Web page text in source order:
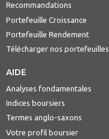
Recommandations
Portefeuille Croissance
Portefeuille Rendement
Télécharger nos portefeuilles
AIDE
Analyses fondamentales
Indices boursiers
Termes anglo-saxons
Votre profil boursier